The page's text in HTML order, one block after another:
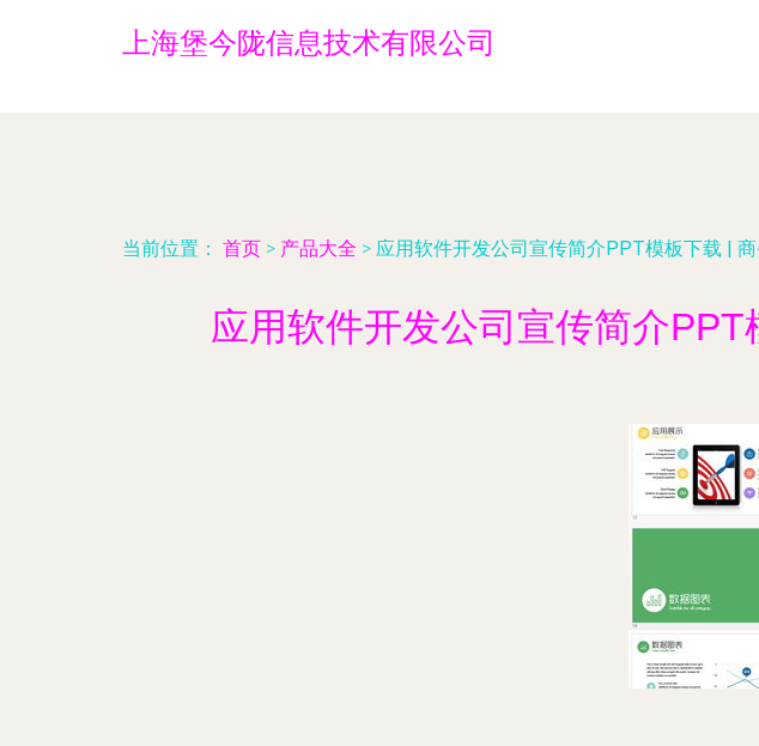
上海堡今陇信息技术有限公司
当前位置： 首页 > 产品大全 > 应用软件开发公司宣传简介PPT模板下载 |
应用软件开发公司宣传简介